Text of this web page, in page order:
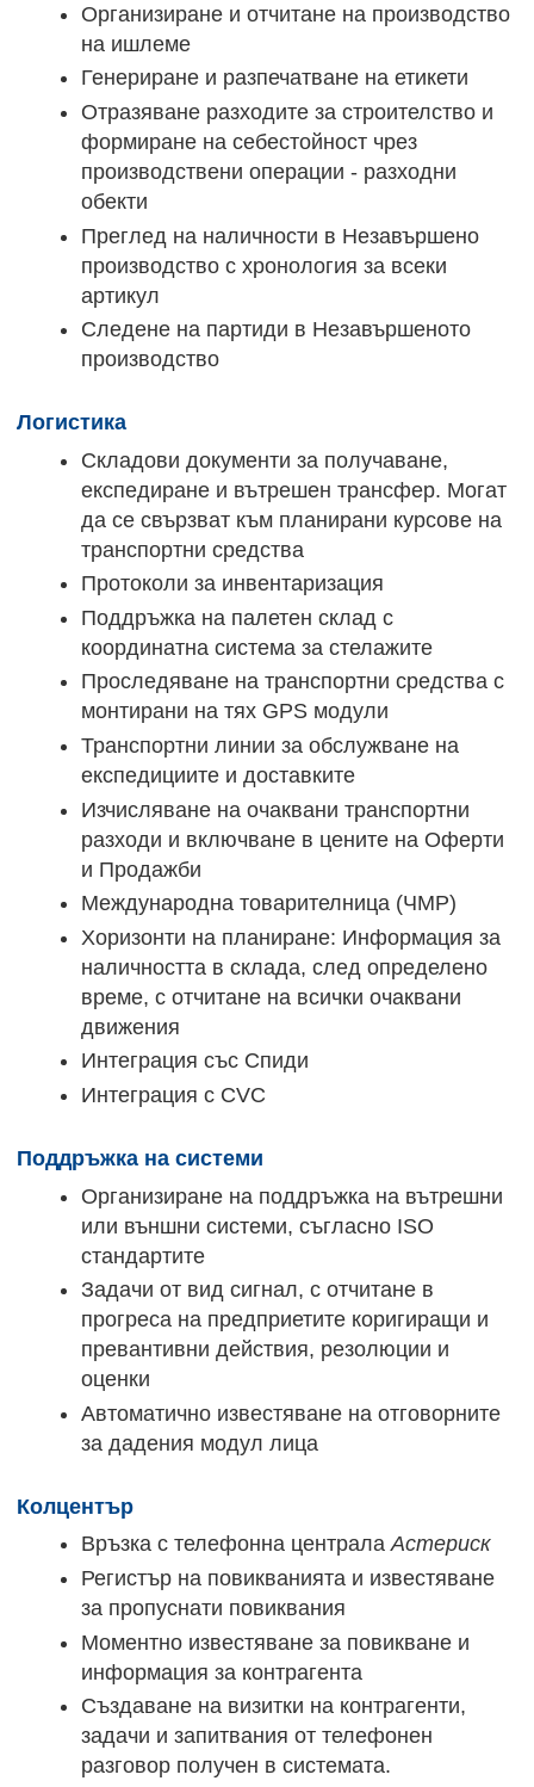
Организиране и отчитане на производство
на ишлеме
Генериране и разпечатване на етикети
Отразяване разходите за строителство и
формиране на себестойност чрез
производствени операции - разходни
обекти
Преглед на наличности в Незавършено
производство с хронология за всеки
артикул
Следене на партиди в Незавършеното
производство
Логистика
Складови документи за получаване,
експедиране и вътрешен трансфер. Могат
да се свързват към планирани курсове на
транспортни средства
Протоколи за инвентаризация
Поддръжка на палетен склад с
координатна система за стелажите
Проследяване на транспортни средства с
монтирани на тях GPS модули
Транспортни линии за обслужване на
експедициите и доставките
Изчисляване на очаквани транспортни
разходи и включване в цените на Оферти
и Продажби
Международна товарителница (ЧМР)
Хоризонти на планиране: Информация за
наличността в склада, след определено
време, с отчитане на всички очаквани
движения
Интеграция със Спиди
Интеграция с CVC
Поддръжка на системи
Организиране на поддръжка на вътрешни
или външни системи, съгласно ISO
стандартите
Задачи от вид сигнал, с отчитане в
прогреса на предприетите коригиращи и
превантивни действия, резолюции и
оценки
Автоматично известяване на отговорните
за дадения модул лица
Колцентър
Връзка с телефонна централаАстериск
Регистър на повикванията и известяване
за пропуснати повиквания
Моментно известяване за повикване и
информация за контрагента
Създаване на визитки на контрагенти,
задачи и запитвания от телефонен
разговор получен в системата.